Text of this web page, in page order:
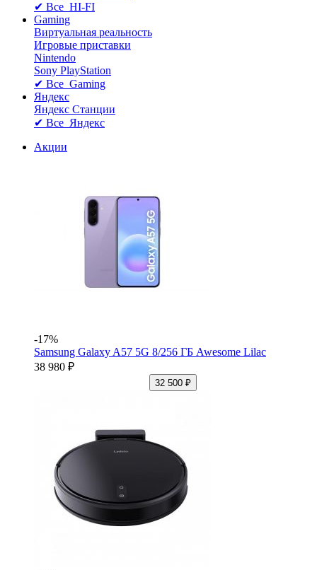
✔ Все HI-FI
Gaming
Виртуальная реальность
Игровые приставки
Nintendo
Sony PlayStation
✔ Все Gaming
Яндекс
Яндекс Станции
✔ Все Яндекс
Акции
-17%
Samsung Galaxy A57 5G 8/256 ГБ Awesome Lilac
38 980 ₽
32 500 ₽